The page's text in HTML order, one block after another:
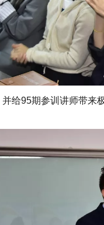
给95期参训讲师带